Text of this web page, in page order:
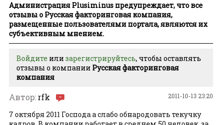
(russkaya faktoringovaya kompaniya)
Администрация Plusiminus предупреждает, что все
отзывы о Русская факторинговая компания,
размещенные пользователями портала, являются их
субъективным мнением.
Войдите или зарегистрируйтесь, чтобы оставлять
отзывы о компании Русская факторинговая
компания
2011-10-13 23:20
Автор:rfk
7 октября 2011 Господа а слабо обнародовать текучку